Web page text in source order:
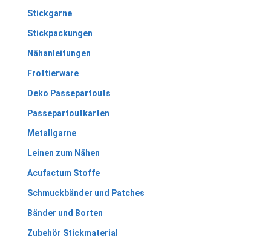
Stickgarne
Stickpackungen
Nähanleitungen
Frottierware
Deko Passepartouts
Passepartoutkarten
Metallgarne
Leinen zum Nähen
Acufactum Stoffe
Schmuckbänder und Patches
Bänder und Borten
Zubehör Stickmaterial